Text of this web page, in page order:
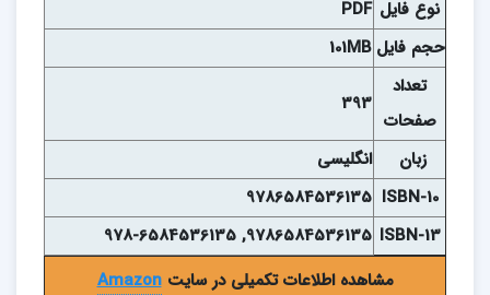
نوع فايل PDF
حجم فايل 101MB
تعداد
صفحات
393
زبان
انگلیسی
ISBN-10
9786584536135
ISBN-13
9786584536135, 978-6584536135
مشاهده اطلاعات تکمیلی در سایتAmazon